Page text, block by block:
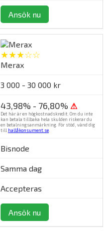
Ansök nu
★★★☆☆
Merax
3 000 - 30 000 kr
43,98% - 76,80% ⚠
Det här är en högkostnadskredit. Om du inte
kan betala tillbaka hela skulden riskerar du
en betalningsanmärkning. För stöd, vänd dig
till hallåkonsument.se
Bisnode
Samma dag
Accepteras
Ansök nu